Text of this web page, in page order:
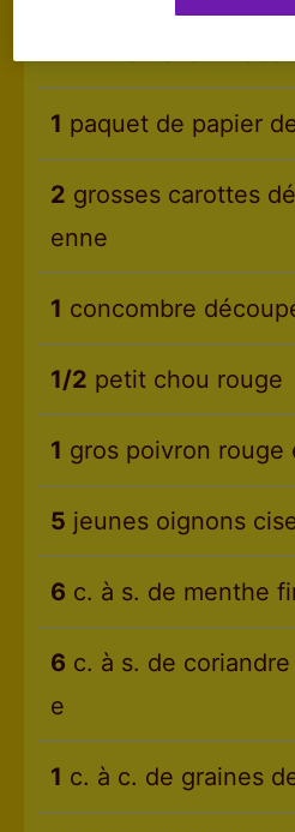
1 paquet de papier
2 grosses carottes
enne
1 concombre
1/2 petit chou rouge
1 gros poivron rouge
5 jeunes oignons
6 c. à s. de menthe
6 c. à s. de
e
1 c. à c. de graines